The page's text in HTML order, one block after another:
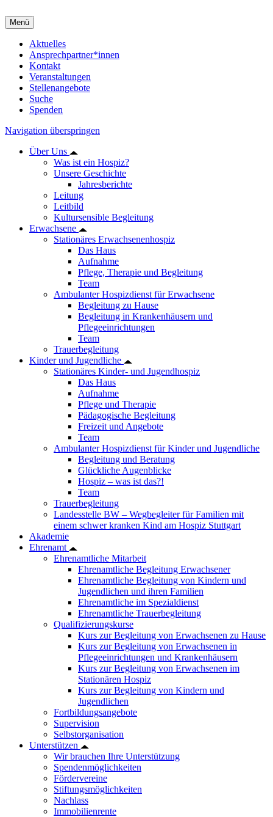
Menü
Aktuelles
Ansprechpartner*innen
Kontakt
Veranstaltungen
Stellenangebote
Suche
Spenden
Navigation überspringen
Über Uns
Was ist ein Hospiz?
Unsere Geschichte
Jahresberichte
Leitung
Leitbild
Kultursensible Begleitung
Erwachsene
Stationäres Erwachsenenhospiz
Das Haus
Aufnahme
Pflege, Therapie und Begleitung
Team
Ambulanter Hospizdienst für Erwachsene
Begleitung zu Hause
Begleitung in Krankenhäusern und
Pflegeeinrichtungen
Team
Trauerbegleitung
Kinder und Jugendliche
Stationäres Kinder- und Jugendhospiz
Das Haus
Aufnahme
Pflege und Therapie
Pädagogische Begleitung
Freizeit und Angebote
Team
Ambulanter Hospizdienst für Kinder und Jugendliche
Begleitung und Beratung
Glückliche Augenblicke
Hospiz – was ist das?!
Team
Trauerbegleitung
Landesstelle BW – Wegbegleiter für Familien mit
einem schwer kranken Kind am Hospiz Stuttgart
Akademie
Ehrenamt
Ehrenamtliche Mitarbeit
Ehrenamtliche Begleitung Erwachsener
Ehrenamtliche Begleitung von Kindern und
Jugendlichen und ihren Familien
Ehrenamtliche im Spezialdienst
Ehrenamtliche Trauerbegleitung
Qualifizierungskurse
Kurs zur Begleitung von Erwachsenen zu Hause
Kurs zur Begleitung von Erwachsenen in
Pflegeeinrichtungen und Krankenhäusern
Kurs zur Begleitung von Erwachsenen im
Stationären Hospiz
Kurs zur Begleitung von Kindern und
Jugendlichen
Fortbildungsangebote
Supervision
Selbstorganisation
Unterstützen
Wir brauchen Ihre Unterstützung
Spendenmöglichkeiten
Fördervereine
Stiftungsmöglichkeiten
Nachlass
Immobilienrente